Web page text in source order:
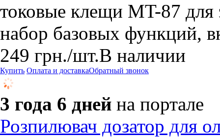
токовые клещи MT-87 для
набор базовых функций,
249 грн./шт.В наличии
Купить Оплата и доставкаОбратный звонок
3 года 6 дней на портале
Розпилювач дозатор для